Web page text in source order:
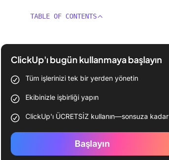
TABLE OF CONTENTS
ClickUp'ı bugün kullanmaya başlayın
Tüm işlerinizi tek bir yerden yönetin
Ekibinizle işbirliği yapın
ClickUp'ı ÜCRETSİZ kullanın—sonsuza kadar
Başlayın